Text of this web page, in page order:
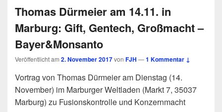
Thomas Dürmeier am 14.11. in
Marburg: Gift, Gentech, Großmacht –
Bayer&Monsanto
Veröffentlicht am 2. November 2017von FJH —1 Kommentar ↓
Vortrag von Thomas Dürmeier am Dienstag (14.
November) im Marburger Weltladen (Markt 7, 35037
Marburg) zu Fusionskontrolle und Konzernmacht